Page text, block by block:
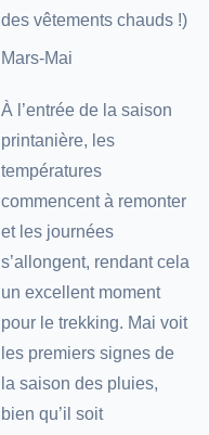
des vêtements chauds !)
Mars-Mai
À l’entrée de la saison
printanière, les
températures
commencent à remonter
et les journées
s’allongent, rendant cela
un excellent moment
pour le trekking. Mai voit
les premiers signes de
la saison des pluies,
bien qu’il soit